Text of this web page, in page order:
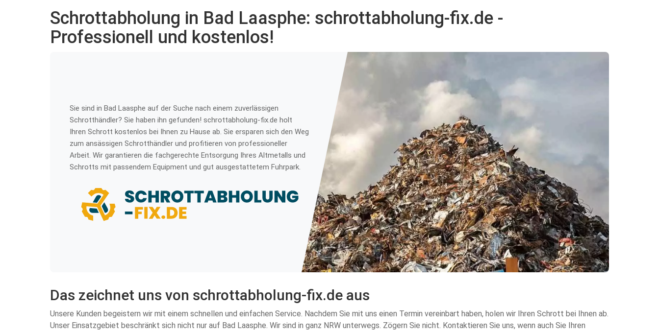
Schrottabholung in Bad Laasphe: schrottabholung-fix.de -
Professionell und kostenlos!
Sie sind in Bad Laasphe auf der Suche nach einem zuverlässigen
Schrotthändler? Sie haben ihn gefunden! schrottabholung-fix.de holt
Ihren Schrott kostenlos bei Ihnen zu Hause ab. Sie ersparen sich den Weg
zum ansässigen Schrotthändler und profitieren von professioneller
Arbeit. Wir garantieren die fachgerechte Entsorgung Ihres Altmetalls und
Schrotts mit passendem Equipment und gut ausgestattetem Fuhrpark.
Das zeichnet uns von schrottabholung-fix.de aus
Unsere Kunden begeistern wir mit einem schnellen und einfachen Service. Nachdem Sie mit uns einen Termin vereinbart haben, holen wir Ihren Schrott bei Ihnen ab.
Unser Einsatzgebiet beschränkt sich nicht nur auf Bad Laasphe. Wir sind in ganz NRW unterwegs. Zögern Sie nicht. Kontaktieren Sie uns, wenn auch Sie Ihren